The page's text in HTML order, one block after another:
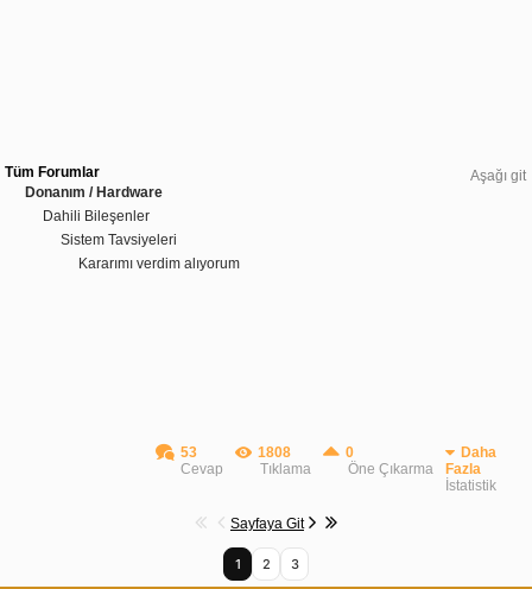
Aşağı git
Tüm Forumlar
Donanım / Hardware
Dahili Bileşenler
Sistem Tavsiyeleri
Kararımı verdim alıyorum
53
Cevap
1808
Tıklama
0
Öne Çıkarma
Daha
Fazla
İstatistik
Sayfaya Git
1 2 3